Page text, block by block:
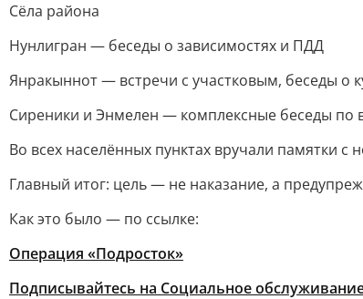
Сёла района
Нунлигран — беседы о зависимостях и ПДД
Янракыннот — встречи с участковым, беседы о
Сиреники и Энмелен — комплексные беседы по
Во всех населённых пунктах вручали памятки с
Главный итог: цель — не наказание, а
Как это было — по ссылке:
Операция «Подросток»
Подписывайтесь на Социальное